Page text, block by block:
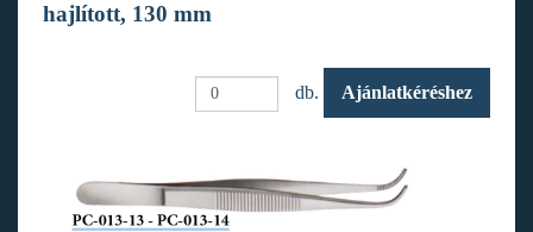
hajlított, 130 mm
db. Ajánlatkéréshez